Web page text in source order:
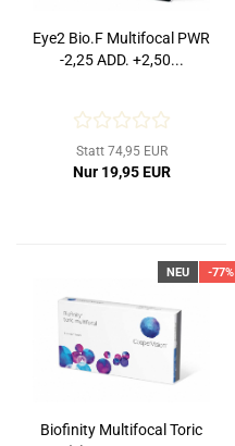
Eye2 Bio.F Multifocal PWR
-2,25 ADD. +2,50...
Statt 74,95 EUR
Nur 19,95 EUR
NEU -77%
Biofinity Multifocal Toric